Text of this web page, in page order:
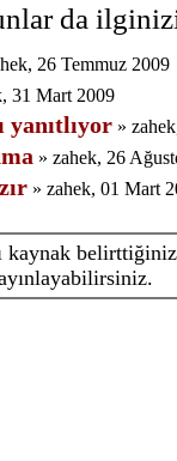
da
26 Temmuz 2009
31 Mart 2009
yanıtlıyor »
» zahek, 26
» zahek, 01 Mart
kaynak belirttiğiniz